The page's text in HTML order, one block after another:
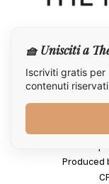
Produced
🧺 Unisciti a
Iscriviti gratis per
contenuti